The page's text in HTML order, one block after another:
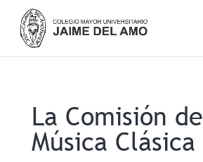
La Comisión de
Música Clásica